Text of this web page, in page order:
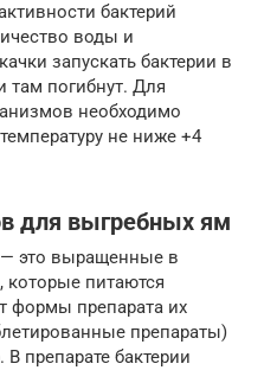
бактерий
воды и
запускать бактерии в
там погибнут. Для
необходимо
не ниже +4
для выгребных ям
это выращенные в
которые питаются
формы препарата их
препараты)
препарате бактерии